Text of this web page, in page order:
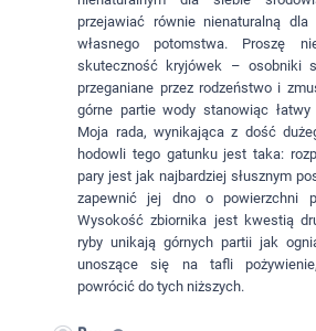
przejawiać równie nienaturalną
własnego potomstwa. Proszę
skuteczność kryjówek – osobniki
przeganiane przez rodzeństwo i
górne partie wody stanowiąc
Moja rada, wynikająca z dość
hodowli tego gatunku jest taka:
pary jest jak najbardziej słusznym
zapewnić jej dno o powierzchni
Wysokość zbiornika jest kwestią
ryby unikają górnych partii jak
unoszące się na tafli
powrócić do tych niższych.